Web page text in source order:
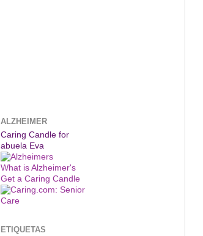
ALZHEIMER
Caring Candle for
abuela Eva
What is Alzheimer's
Get a Caring Candle
ETIQUETAS